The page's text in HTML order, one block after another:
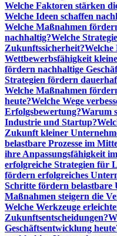
Welche Faktoren stärken
Welche Ideen schaffen
Welche Maßnahmen
nachhaltig?Welche
Zukunftssicherheit?Welche
Wettbewerbsfähigkeit
fördern nachhaltige
Strategien fördern
Welche Maßnahmen
heute?Welche Wege
Erfolgsbewertung?Warum
Industrie und Startup?
Zukunft kleiner
belastbare Prozesse im
ihre Anpassungsfähigkeit
erfolgreiche Strategien für
fördern erfolgreiches
Schritte fördern belastbare
Maßnahmen steigern die
Welche Werkzeuge
Zukunftsentscheidungen?
Geschäftsentwicklung